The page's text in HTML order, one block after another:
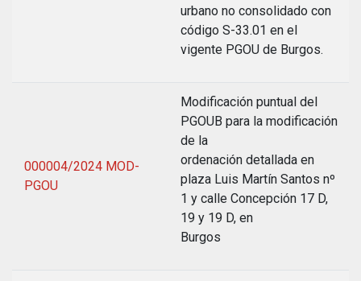
urbano no consolidado con
código S-33.01 en el
vigente PGOU de Burgos.
000004/2024 MOD-
PGOU
Modificación puntual del
PGOUB para la modificación
de la
ordenación detallada en
plaza Luis Martín Santos nº
1 y calle Concepción 17 D,
19 y 19 D, en
Burgos